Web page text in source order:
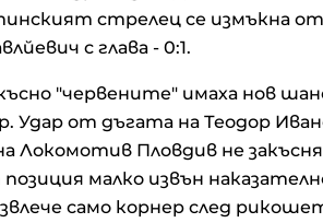
стрелец се измъкна
с глава - 0:1.
"червените" имаха нов
Удар от дъгата на Теодор
Пловдив не закъсня
малко извън
само корнер след